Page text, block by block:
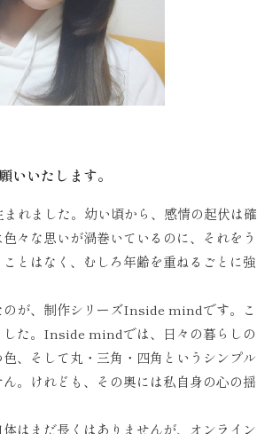
いいたします。
まれました。幼い頃から、感情の起伏
々な思いが渦巻いているのに、それを
とはなく、むしろ年齢を重ねるごとに強
のが、制作シリーズInside mindです。
した。Inside mindでは、日々の暮らし
、そして丸・三角・四角というシンプ
。けれども、その奥には私自身の心の
はまだ長くはありませんが、オンライ